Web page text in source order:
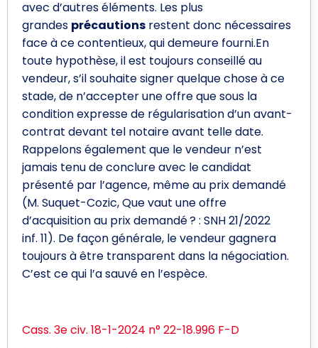
avec d’autres éléments. Les plus
grandes précautions restent donc nécessaires
face à ce contentieux, qui demeure fourni.En
toute hypothèse, il est toujours conseillé au
vendeur, s’il souhaite signer quelque chose à ce
stade, de n’accepter une offre que sous la
condition expresse de régularisation d’un avant-
contrat devant tel notaire avant telle date.
Rappelons également que le vendeur n’est
jamais tenu de conclure avec le candidat
présenté par l’agence, même au prix demandé
(M. Suquet-Cozic, Que vaut une offre
d’acquisition au prix demandé ? : SNH 21/2022
inf. 11). De façon générale, le vendeur gagnera
toujours à être transparent dans la négociation.
C’est ce qui l’a sauvé en l’espèce.
Cass. 3e civ. 18-1-2024 n° 22-18.996 F-D